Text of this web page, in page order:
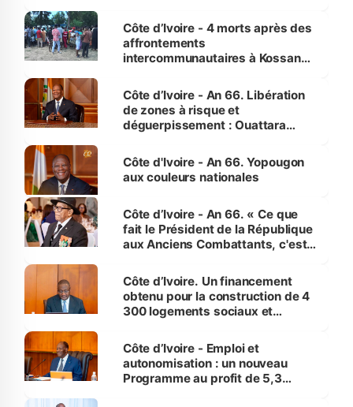
générations futures »
Côte d’Ivoire - 4 morts après des
affrontements
intercommunautaires à Kossandji
milieu des sinistrés
Côte d’Ivoire - An 66. Libération
de zones à risque et
déguerpissement : Ouattara
l'Etat de droit pour préserver les
vies humaines »
Côte d'Ivoire - An 66. Yopougon
aux couleurs nationales
Côte d’Ivoire - An 66. « Ce que
fait le Président de la République
aux Anciens Combattants, c'est
Côte d’Ivoire. Un financement
obtenu pour la construction de 4
300 logements sociaux et
et Yamoussoukro
Côte d’Ivoire - Emploi et
autonomisation : un nouveau
Programme au profit de 5,3